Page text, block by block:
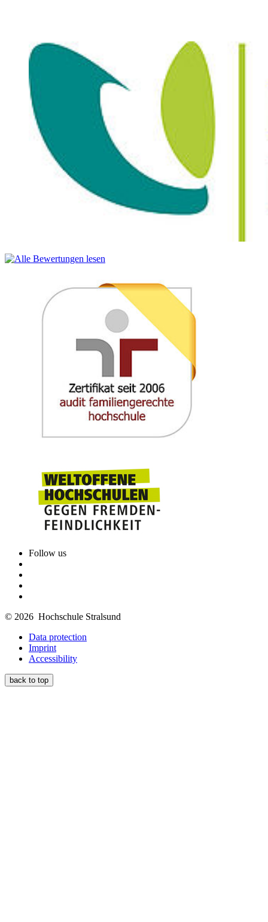
Follow us
© 2026 Hochschule Stralsund
Data protection
Imprint
Accessibility
back to top